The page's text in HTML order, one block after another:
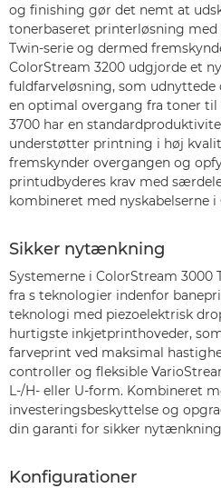
og finishing gør det nemt at
tonerbaseret printerløsning med
Twin-serie og dermed
ColorStream 3200 udgjorde et
fuldfarveløsning, som
en optimal overgang fra toner
3700 har en
understøtter printning i høj
fremskynder overgangen og
printudbyderes krav med
kombineret med nyskabelserne
Sikker nytænkning
Systemerne i ColorStream 3000
fra s teknologier indenfor
teknologi med piezoelektrisk
hurtigste inkjetprinthoveder,
farveprint ved maksimal
controller og fleksible
L-/H- eller U-form. Kombineret
investeringsbeskyttelse og
din garanti for sikker
Konfigurationer